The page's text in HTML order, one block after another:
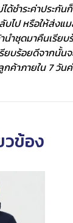
ด้ชำระค่าประกัน
ไป หรือให้ส่งแม
ำชุดมาคืนเรียบ
บร้อยดีจากนั้นจ
ค้าภายใน 7 วันค่
ข้อง